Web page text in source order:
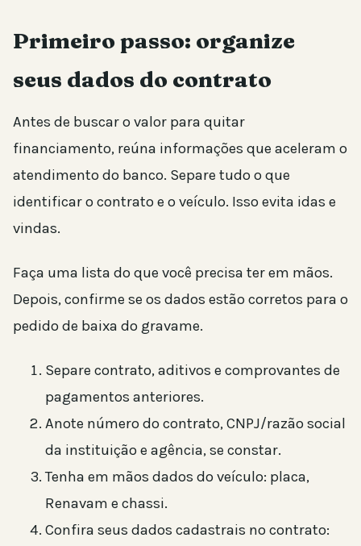
Primeiro passo: organize
seus dados do contrato
Antes de buscar o valor para quitar
financiamento, reúna informações que aceleram o
atendimento do banco. Separe tudo o que
identificar o contrato e o veículo. Isso evita idas e
vindas.
Faça uma lista do que você precisa ter em mãos.
Depois, confirme se os dados estão corretos para o
pedido de baixa do gravame.
Separe contrato, aditivos e comprovantes de
pagamentos anteriores.
Anote número do contrato, CNPJ/razão social
da instituição e agência, se constar.
Tenha em mãos dados do veículo: placa,
Renavam e chassi.
Confira seus dados cadastrais no contrato: